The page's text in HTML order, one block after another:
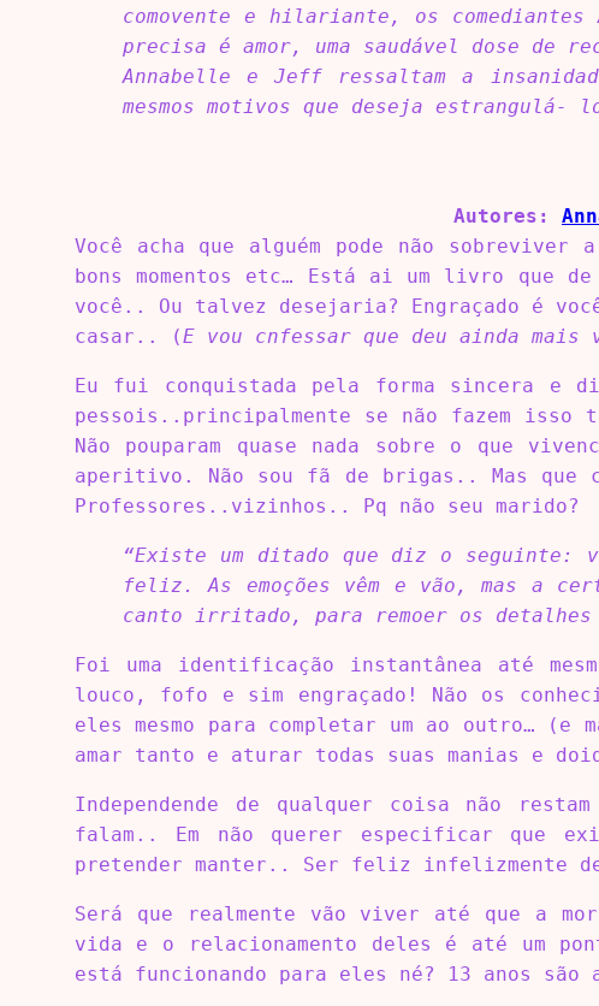
comovente e hilariante, os comediantes
precisa é amor, uma saudável dose de
Annabelle e Jeff ressaltam a
mesmos motivos que deseja estrangulá-
Autores:
Você acha que alguém pode não sobreviver
bons momentos etc… Está ai um livro que
você.. Ou talvez desejaria? Engraçado é
casar.. (E vou cnfessar que deu ainda mais
Eu fui conquistada pela forma sincera e
pessois..principalmente se não fazem
Não pouparam quase nada sobre o que
aperitivo. Não sou fã de brigas.. Mas que
Professores..vizinhos.. Pq não seu marido?
“Existe um ditado que diz o
feliz. As emoções vêm e vão, mas a
canto irritado, para remoer os detalhes
Foi uma identificação instantânea até
louco, fofo e sim engraçado! Não os
eles mesmo para completar um ao outro… (e
amar tanto e aturar todas suas manias e
Independende de qualquer coisa não
falam.. Em não querer especificar que
pretender manter.. Ser feliz infelizmente
Será que realmente vão viver até que a
vida e o relacionamento deles é até um
está funcionando para eles né? 13 anos são